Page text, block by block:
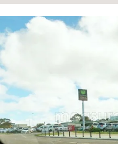
Red Roosterはロ
フード・レストラ
ついでにスーパー